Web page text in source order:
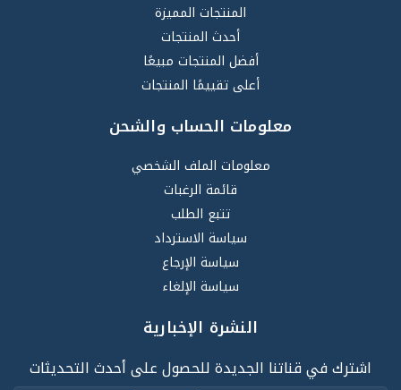
المنتجات المميزة
أحدث المنتجات
أفضل المنتجات مبيعًا
أعلى تقييمًا المنتجات
معلومات الحساب والشحن
معلومات الملف الشخصي
قائمة الرغبات
تتبع الطلب
سياسة الاسترداد
سياسة الإرجاع
سياسة الإلغاء
النشرة الإخبارية
اشترك في قناتنا الجديدة للحصول على أحدث التحديثات